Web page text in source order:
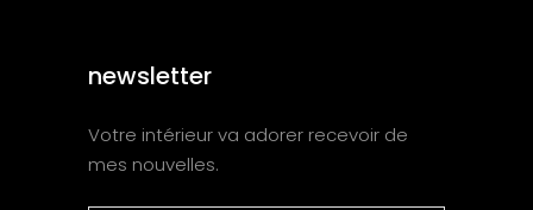
newsletter
Votre intérieur va adorer recevoir de
mes nouvelles.